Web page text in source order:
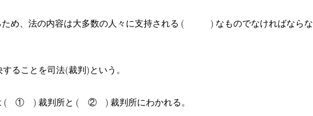
め、法の内容は大多数の人々に支持される
なものでなければならな
することを司法(裁判)という。
① 裁判所と ② 裁判所にわかれる。